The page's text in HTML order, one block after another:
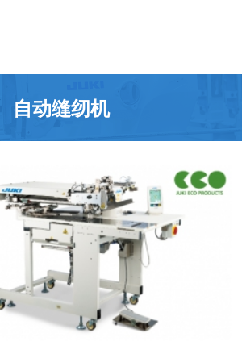
自动缝纫机